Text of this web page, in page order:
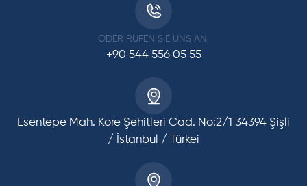
ODER RUFEN SIE UNS AN:
+90 544 556 05 55
Esentepe Mah. Kore Şehitleri Cad. No:2/1 34394 Şişli
/ İstanbul / Türkei